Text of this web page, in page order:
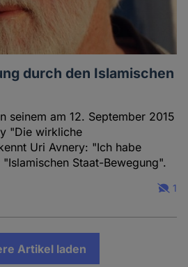
durch den Islamischen
seinem am 12. September 2015
"Die wirkliche
Uri Avnery: "Ich habe
Staat-Bewegung".
1
Artikel laden